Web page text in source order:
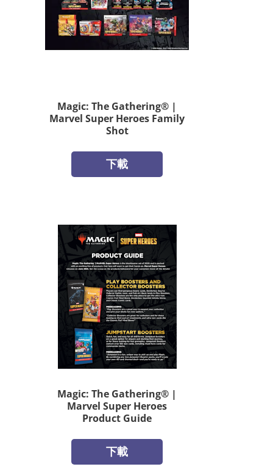
Magic: The Gathering® |
Marvel Super Heroes Family
Shot
下載
Magic: The Gathering® |
Marvel Super Heroes
Product Guide
下載